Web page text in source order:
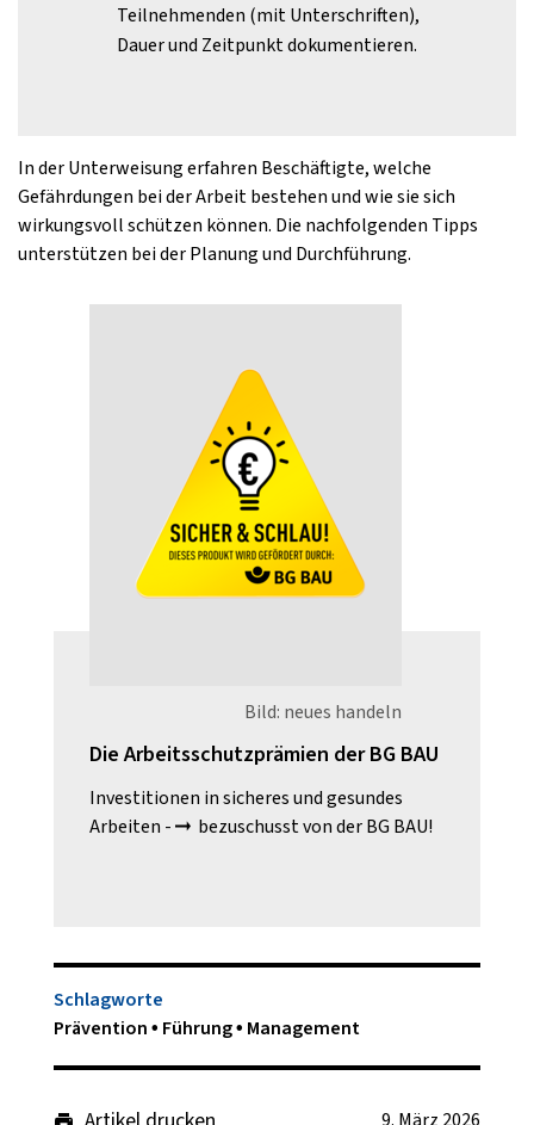
Teilnehmenden (mit Unterschriften),
Dauer und Zeitpunkt dokumentieren.
In der Unterweisung erfahren Beschäftigte, welche
Gefährdungen bei der Arbeit bestehen und wie sie sich
wirkungsvoll schützen können. Die nachfolgenden Tipps
unterstützen bei der Planung und Durchführung.
Bild: neues handeln
Die Arbeitsschutzprämien der BG BAU
Investitionen in sicheres und gesundes
Arbeiten -
bezuschusst von der BG BAU!
Schlagworte
Prävention
Führung Management